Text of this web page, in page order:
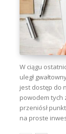
W ciągu
uległ
jest dostęp do
powodem tych
przeniósł
na proste